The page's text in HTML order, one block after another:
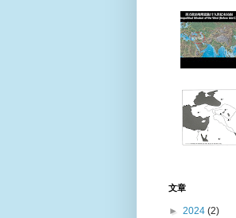
文章
► 2024 (2)